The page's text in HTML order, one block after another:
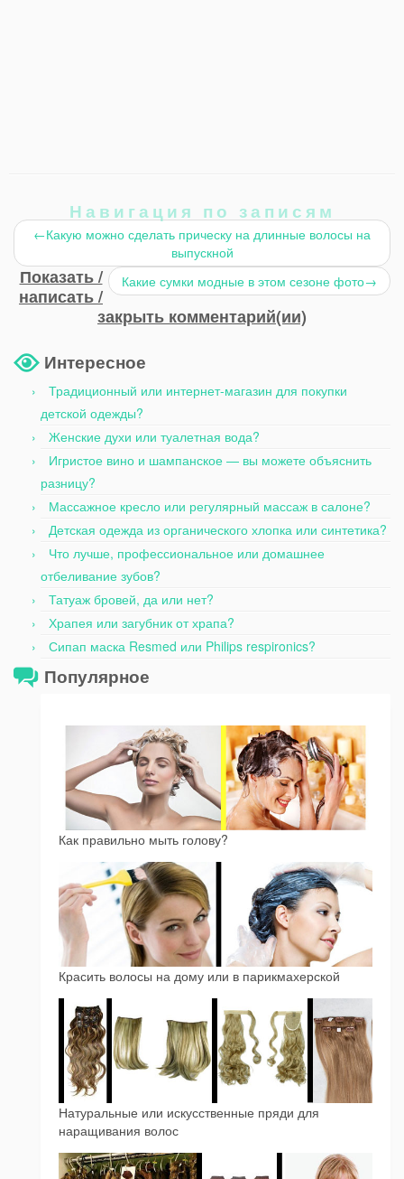
Навигация по записям
←Какую можно сделать прическу на длинные волосы на
выпускной
Какие сумки модные в этом сезоне фото→
Показать /
написать /
закрыть комментарий(ии)
Интересное
Традиционный или интернет-магазин для покупки
детской одежды?
Женские духи или туалетная вода?
Игристое вино и шампанское — вы можете объяснить
разницу?
Массажное кресло или регулярный массаж в салоне?
Детская одежда из органического хлопка или синтетика?
Что лучше, профессиональное или домашнее
отбеливание зубов?
Татуаж бровей, да или нет?
Храпея или загубник от храпа?
Сипап маска Resmed или Philips respironics?
Популярное
Как правильно мыть голову?
Красить волосы на дому или в парикмахерской
Натуральные или искусственные пряди для
наращивания волос